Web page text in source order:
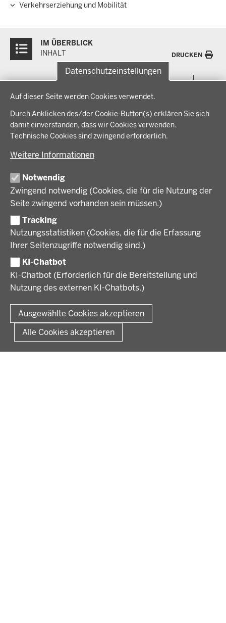
Datenschutzeinstellungen
Auf dieser Seite werden Cookies verwendet.
Durch Anklicken des/der Cookie-Button(s) erklären Sie sich
damit einverstanden, dass wir Cookies verwenden.
Technische Cookies sind zwingend erforderlich.
Weitere Informationen
Notwendig
Zwingend notwendig (Cookies, die für die Nutzung der
Seite zwingend vorhanden sein müssen.)
Tracking
Nutzungsstatistiken (Cookies, die für die Erfassung
Ihrer Seitenzugriffe notwendig sind.)
KI-Chatbot
KI-Chatbot (Erforderlich für die Bereitstellung und
Nutzung des externen KI-Chatbots.)
Ausgewählte Cookies akzeptieren
Alle Cookies akzeptieren
Verkehrserziehung und Mobilität
Inhalte
IM ÜBERBLICK
INHALT
DRUCKEN
der
Fußzeile
THEMEN
Bauen, Planen und Verkehr
Bildung, Schule und Sport
Regionalplanung und Regionalrat
Wirtschaft, Kultur und Kommunales
IM FOKUS
Energiewende AG
Zusammenarbeit mit den Niederlanden
BEZIRKSREGIERUNG
Regierungsbezirk Münster
Geschichte und Gegenwart
Behördenleitung
Förderlotsinnen und Förderlotsen
KARRIERE UND AUSBILDUNG
Stellenangebote
Ausbildung
Volljurist:in
Praktikum
Stellenangebote im Schulbereich
VERFAHREN UND BEKANNTMACHUNGEN
Amtsblatt
Verfahrensübersichten
PRESSE
Pressemitteilungen
Podcast
© 2026 Bezirksregierung Münster
Fußzeile
Impressum Datenschutz Rechtliche Hinweise
Kurzlink zu dieser Seite